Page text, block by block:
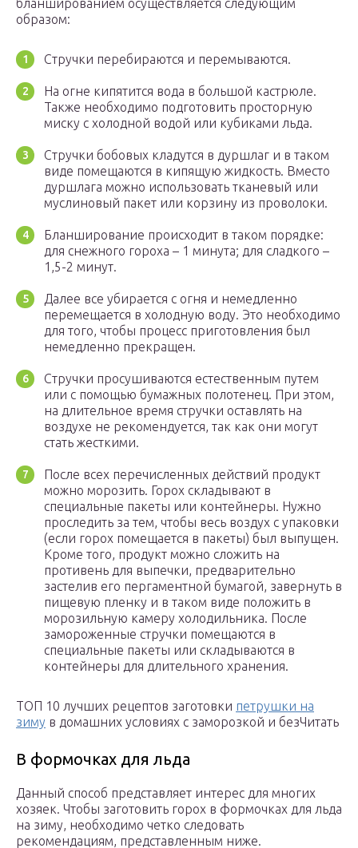
бланшированием осуществляется следующим
образом:
Стручки перебираются и перемываются.
На огне кипятится вода в большой кастрюле.
Также необходимо подготовить просторную
миску с холодной водой или кубиками льда.
Стручки бобовых кладутся в дуршлаг и в таком
виде помещаются в кипящую жидкость. Вместо
дуршлага можно использовать тканевый или
муслиновый пакет или корзину из проволоки.
Бланширование происходит в таком порядке:
для снежного гороха – 1 минута; для сладкого –
1,5-2 минут.
Далее все убирается с огня и немедленно
перемещается в холодную воду. Это необходимо
для того, чтобы процесс приготовления был
немедленно прекращен.
Стручки просушиваются естественным путем
или с помощью бумажных полотенец. При этом,
на длительное время стручки оставлять на
воздухе не рекомендуется, так как они могут
стать жесткими.
После всех перечисленных действий продукт
можно морозить. Горох складывают в
специальные пакеты или контейнеры. Нужно
проследить за тем, чтобы весь воздух с упаковки
(если горох помещается в пакеты) был выпущен.
Кроме того, продукт можно сложить на
противень для выпечки, предварительно
застелив его пергаментной бумагой, завернуть в
пищевую пленку и в таком виде положить в
морозильную камеру холодильника. После
замороженные стручки помещаются в
специальные пакеты или складываются в
контейнеры для длительного хранения.
ТОП 10 лучших рецептов заготовки петрушки на
зиму в домашних условиях с заморозкой и безЧитать
В формочках для льда
Данный способ представляет интерес для многих
хозяек. Чтобы заготовить горох в формочках для льда
на зиму, необходимо четко следовать
рекомендациям, представленным ниже.